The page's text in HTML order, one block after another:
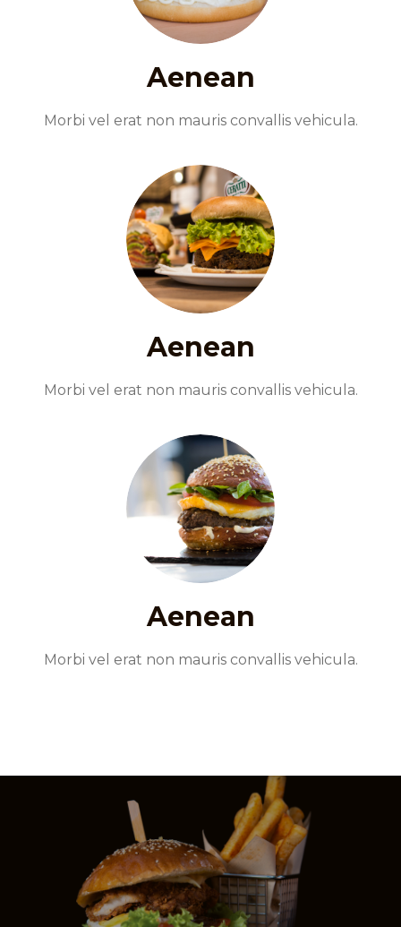
Aenean
Morbi vel erat non mauris convallis vehicula.
Aenean
Morbi vel erat non mauris convallis vehicula.
Aenean
Morbi vel erat non mauris convallis vehicula.